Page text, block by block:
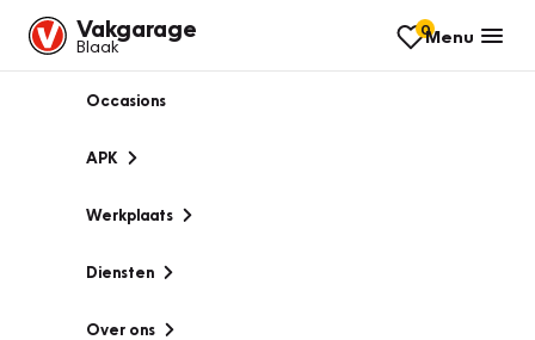
Vakgarage
Blaak
0Menu
Occasions
APK
Werkplaats
Diensten
Over ons